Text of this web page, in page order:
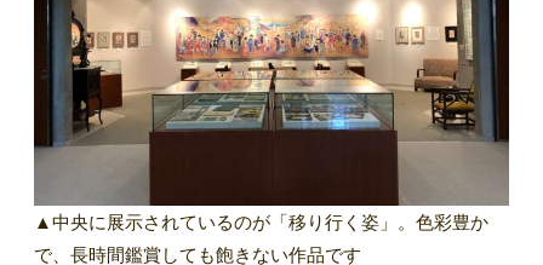
▲中央に展示されているのが「移り行く姿」。色彩豊か
で、長時間鑑賞しても飽きない作品です